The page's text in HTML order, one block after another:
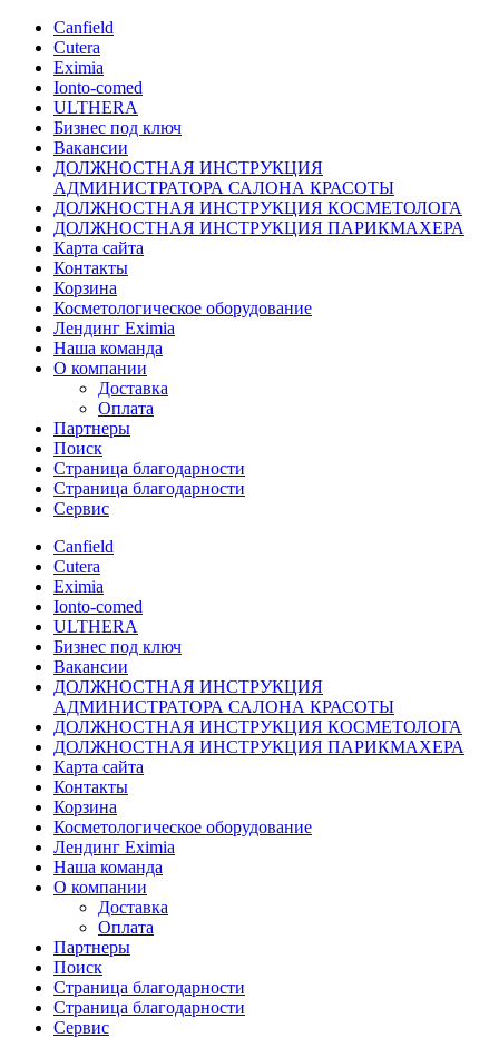
Canfield
Cutera
Eximia
Ionto-comed
ULTHERA
Бизнес под ключ
Вакансии
ДОЛЖНОСТНАЯ ИНСТРУКЦИЯ
АДМИНИСТРАТОРА САЛОНА КРАСОТЫ
ДОЛЖНОСТНАЯ ИНСТРУКЦИЯ КОСМЕТОЛОГА
ДОЛЖНОСТНАЯ ИНСТРУКЦИЯ ПАРИКМАХЕРА
Карта сайта
Контакты
Корзина
Косметологическое оборудование
Лендинг Eximia
Наша команда
О компании
Доставка
Оплата
Партнеры
Поиск
Страница благодарности
Страница благодарности
Сервис
Canfield
Cutera
Eximia
Ionto-comed
ULTHERA
Бизнес под ключ
Вакансии
ДОЛЖНОСТНАЯ ИНСТРУКЦИЯ
АДМИНИСТРАТОРА САЛОНА КРАСОТЫ
ДОЛЖНОСТНАЯ ИНСТРУКЦИЯ КОСМЕТОЛОГА
ДОЛЖНОСТНАЯ ИНСТРУКЦИЯ ПАРИКМАХЕРА
Карта сайта
Контакты
Корзина
Косметологическое оборудование
Лендинг Eximia
Наша команда
О компании
Доставка
Оплата
Партнеры
Поиск
Страница благодарности
Страница благодарности
Сервис